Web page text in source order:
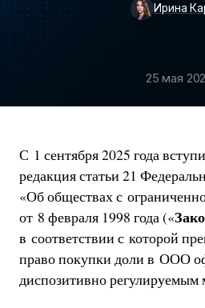
Ирина
25 мая
С 1 сентября 2025 года
редакция статьи 21
«Об обществах с
от 8 февраля 1998 года («
в соответствии с которой
право покупки доли в ООО
диспозитивно регулируемым